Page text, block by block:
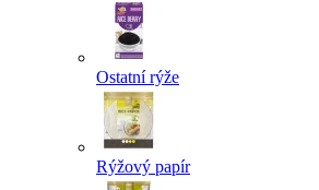
Ostatní rýže
Rýžový papír